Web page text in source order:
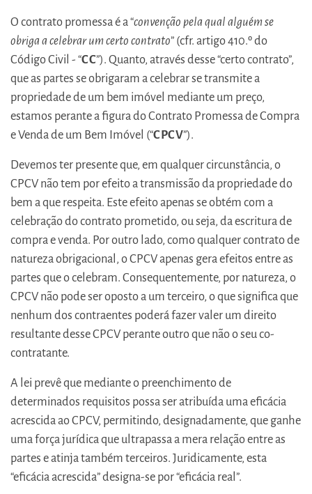
O contrato promessa é a “convenção pela qual alguém se
obriga a celebrar um certo contrato” (cfr. artigo 410.º do
Código Civil - “CC”). Quanto, através desse “certo contrato”,
que as partes se obrigaram a celebrar se transmite a
propriedade de um bem imóvel mediante um preço,
estamos perante a figura do Contrato Promessa de Compra
e Venda de um Bem Imóvel (“CPCV”).
Devemos ter presente que, em qualquer circunstância, o
CPCV não tem por efeito a transmissão da propriedade do
bem a que respeita. Este efeito apenas se obtém com a
celebração do contrato prometido, ou seja, da escritura de
compra e venda. Por outro lado, como qualquer contrato de
natureza obrigacional, o CPCV apenas gera efeitos entre as
partes que o celebram. Consequentemente, por natureza, o
CPCV não pode ser oposto a um terceiro, o que significa que
nenhum dos contraentes poderá fazer valer um direito
resultante desse CPCV perante outro que não o seu co-
contratante.
A lei prevê que mediante o preenchimento de
determinados requisitos possa ser atribuída uma eficácia
acrescida ao CPCV, permitindo, designadamente, que ganhe
uma força jurídica que ultrapassa a mera relação entre as
partes e atinja também terceiros. Juridicamente, esta
“eficácia acrescida” designa-se por “eficácia real”.